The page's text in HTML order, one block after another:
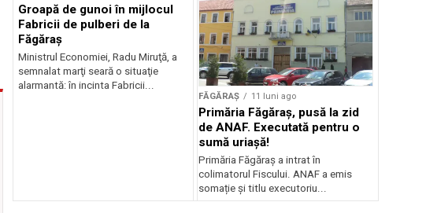
Groapă de gunoi în mijlocul
Fabricii de pulberi de la
Făgăraș
Ministrul Economiei, Radu Miruţă, a
semnalat marţi seară o situaţie
alarmantă: în incinta Fabricii...
FĂGĂRAȘ 11 luni ago
Primăria Făgăraș, pusă la zid
de ANAF. Executată pentru o
sumă uriașă!
Primăria Făgăraș a intrat în
colimatorul Fiscului. ANAF a emis
somație și titlu executoriu...